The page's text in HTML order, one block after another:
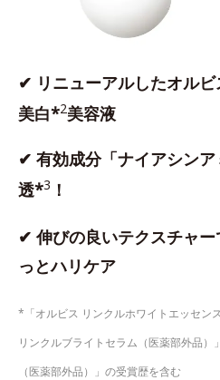
✔ リニューアルしたオル
美白*2美容液
✔ 有効成分「ナイアシン
透*3 ！
✔ 伸びの良いテクスチャ
っとハリケア
*「オルビス リンクルホワイトエッセン
リンクルブライトセラム（医薬部外品
（医薬部外品）」の受賞歴を含む